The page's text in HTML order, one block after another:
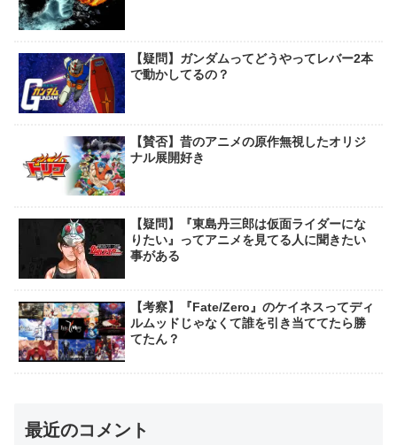
【疑問】ガンダムってどうやってレバー2本
で動かしてるの？
【賛否】昔のアニメの原作無視したオリジ
ナル展開好き
【疑問】『東島丹三郎は仮面ライダーにな
りたい』ってアニメを見てる人に聞きたい
事がある
【考察】『Fate/Zero』のケイネスってディ
ルムッドじゃなくて誰を引き当ててたら勝
てたん？
最近のコメント